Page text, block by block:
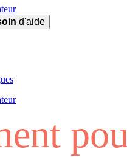
d'aide